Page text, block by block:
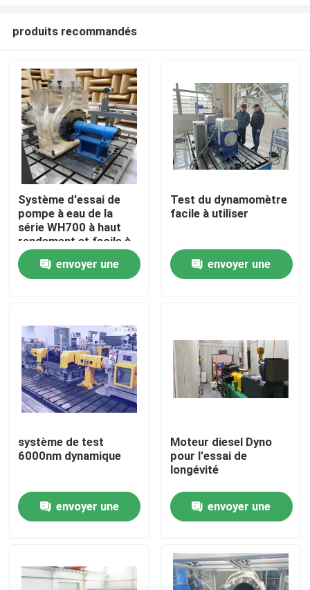
À la maison
Produits
À propos de nous
Contrôle qualité
Contactez-nous
Nouvelles
Les affaires
Dynamomètre à grande vitesse
produits recommandés
Système d'essai de
pompe à eau de la
série WH700 à haut
rendement et facile à
utiliser
envoyer une
Test du dynamomètre
facile à utiliser
envoyer une
système de test
6000nm dynamique
envoyer une
Moteur diesel Dyno
pour l'essai de
longévité
envoyer une